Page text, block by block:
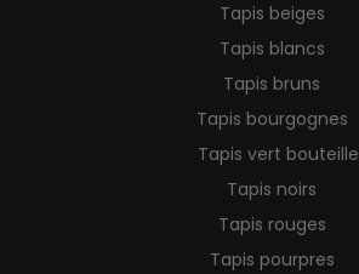
Tapis beiges
Tapis blancs
Tapis bruns
Tapis bourgognes
Tapis vert bouteille
Tapis noirs
Tapis rouges
Tapis pourpres